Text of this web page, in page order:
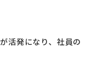
活発になり、社員の